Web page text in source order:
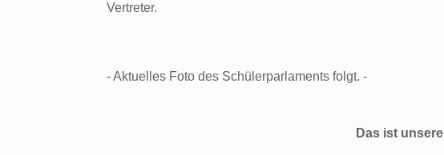
Vertreter.
- Aktuelles Foto des Schülerparlaments folgt. -
Das ist